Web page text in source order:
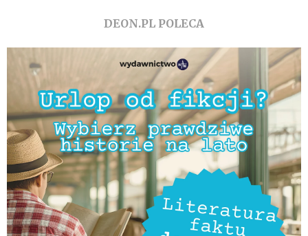
DEON.PL POLECA